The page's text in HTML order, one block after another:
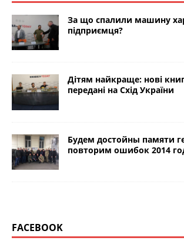
За що спалили машину
підприємця?
Дітям найкраще: нові
передані на Схід України
Будем достойны памяти
повторим ошибок 2014
FACEBOOK